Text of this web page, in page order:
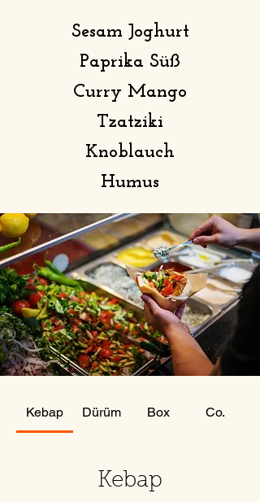
Sesam Joghurt
Paprika Süß
Curry Mango
Tzatziki
Knoblauch
Humus
Kebap Dürüm Box Co.
Kebap